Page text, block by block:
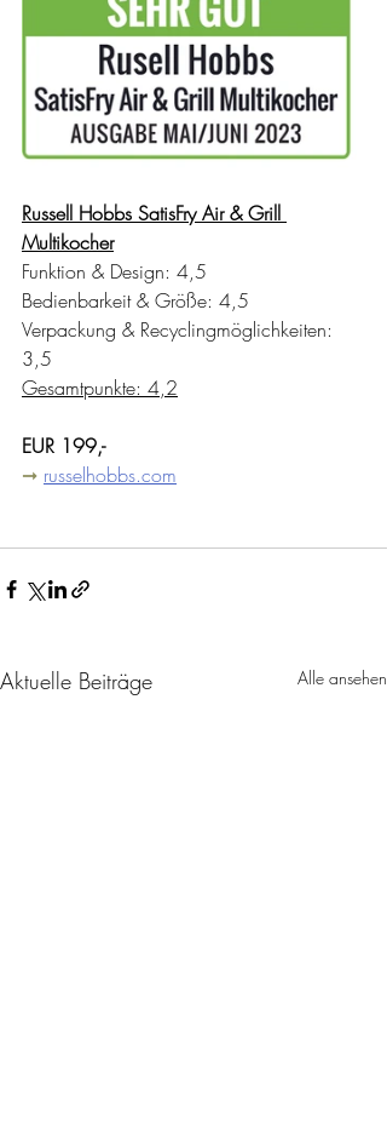
Russell Hobbs SatisFry Air & Grill
Multikocher
Funktion & Design: 4,5
Bedienbarkeit & Größe: 4,5
Verpackung & Recyclingmöglichkeiten:
3,5
Gesamtpunkte: 4,2
EUR 199,-
➞ russelhobbs.com
Aktuelle Beiträge Alle ansehen